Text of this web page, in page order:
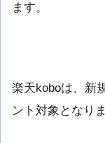
ます。
楽天koboは、新
ント対象となりま